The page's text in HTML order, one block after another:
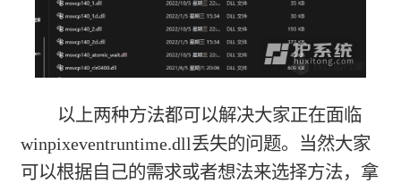
以上两种方法都可以解决大家正在面临
winpixeventruntime.dll丢失的问题。当然大家
可以根据自己的需求或者想法来选择方法，拿